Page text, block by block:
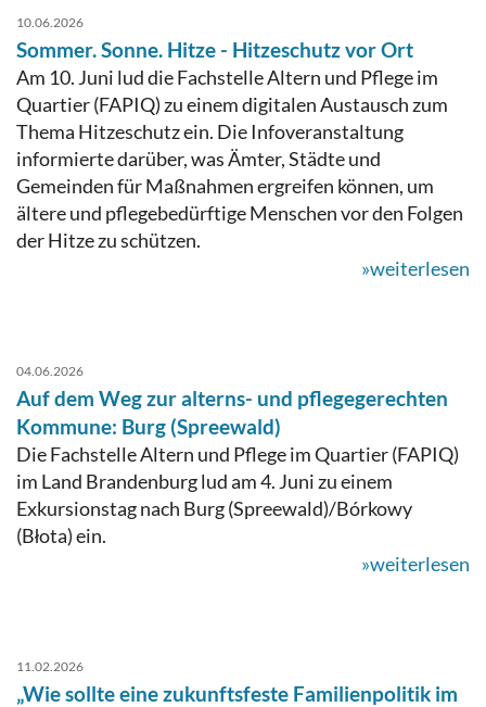
10.06.2026
Sommer. Sonne. Hitze - Hitzeschutz vor Ort
Am 10. Juni lud die Fachstelle Altern und Pflege im
Quartier (FAPIQ) zu einem digitalen Austausch zum
Thema Hitzeschutz ein. Die Infoveranstaltung
informierte darüber, was Ämter, Städte und
Gemeinden für Maßnahmen ergreifen können, um
ältere und pflegebedürftige Menschen vor den Folgen
der Hitze zu schützen.
»weiterlesen
04.06.2026
Auf dem Weg zur alterns- und pflegegerechten
Kommune: Burg (Spreewald)
Die Fachstelle Altern und Pflege im Quartier (FAPIQ)
im Land Brandenburg lud am 4. Juni zu einem
Exkursionstag nach Burg (Spreewald)/Bórkowy
(Błota) ein.
»weiterlesen
11.02.2026
„Wie sollte eine zukunftsfeste Familienpolitik im